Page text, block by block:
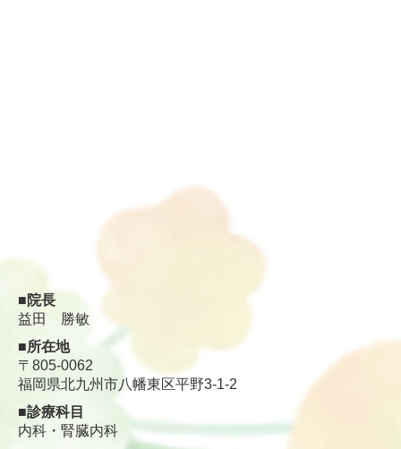
■院長
益田 勝敏
■所在地
〒805-0062
福岡県北九州市八幡東区平野3-1-2
■診療科目
内科・腎臓内科